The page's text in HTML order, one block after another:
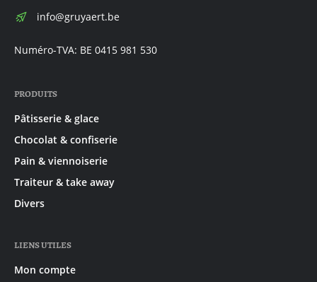
E-
info@gruyaert.be
Numéro-TVA: BE 0415 981 530
PRODUITS
Pâtisserie & glace
Chocolat & confiserie
Pain & viennoiserie
Traiteur & take away
Divers
LIENS UTILES
Mon compte